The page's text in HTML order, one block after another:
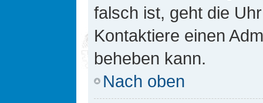
falsch ist, geht die
Kontaktiere einen
beheben kann.
Nach oben